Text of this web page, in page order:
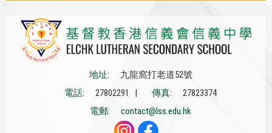
地址:
九龍窩打老道52號
電話:
27802291 | 傳真:
27823374
電郵:
contact@lss.edu.hk